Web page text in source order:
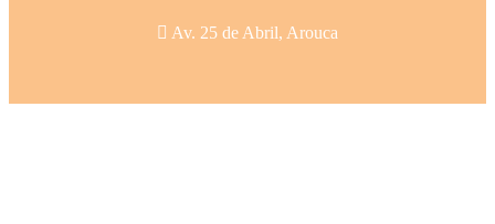
Av. 25 de Abril, Arouca